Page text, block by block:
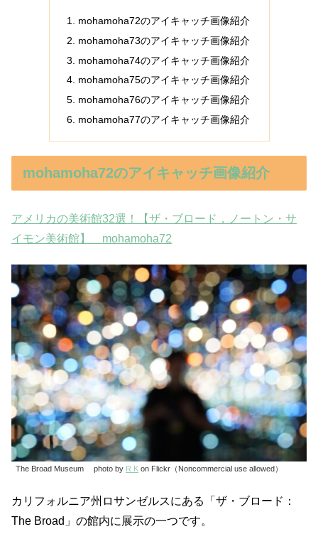
mohamoha72のアイキャッチ画像紹介
mohamoha73のアイキャッチ画像紹介
mohamoha74のアイキャッチ画像紹介
mohamoha75のアイキャッチ画像紹介
mohamoha76のアイキャッチ画像紹介
mohamoha77のアイキャッチ画像紹介
mohamoha72のアイキャッチ画像紹介
アメリカの美術館32選！【ザ・ブロード，ノートン・サ
イモン美術館】 mohamoha72
The Broad Museum photo by R K on Flickr（Noncommercial use allowed）
カリフォルニア州ロサンゼルスにある「ザ・ブロード：
The Broad」の館内に展示の一つです。